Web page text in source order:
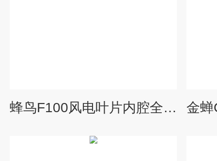
蜂鸟F100风电叶片内腔全自主检测机器人